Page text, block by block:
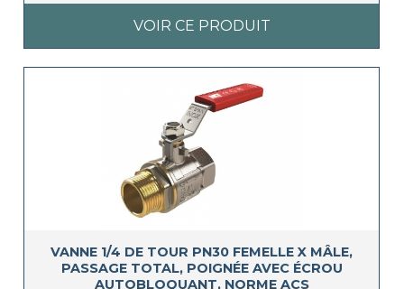
VOIR CE PRODUIT
VANNE 1/4 DE TOUR PN30 FEMELLE X MÂLE,
PASSAGE TOTAL, POIGNÉE AVEC ÉCROU
AUTOBLOQUANT, NORME ACS